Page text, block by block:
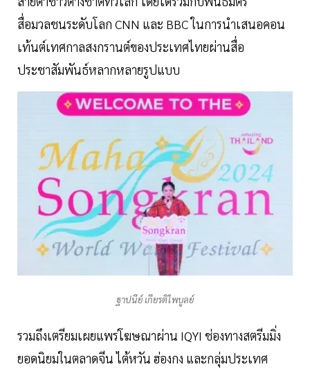
สื่อมวลชนระดับโลก CNN และ BBC ในการนำเสนอคอน
เท้นต์เทศกาลสงกรานต์ของประเทศไทยผ่านสื่อ
ประชาสัมพันธ์หลากหลายรูปแบบ
ฐาปนีย์ เกียรติไพบูลย์
รวมถึงเตรียมเผยแพร่โฆษณาผ่าน IQYI ช่องทางสตรีมมิ่ง
ยอดนิยมในตลาดจีน ไต้หวัน ฮ่องกง และกลุ่มประเทศ